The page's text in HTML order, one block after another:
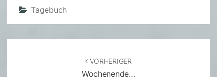
Tagebuch
VORHERIGER
Wochenende…